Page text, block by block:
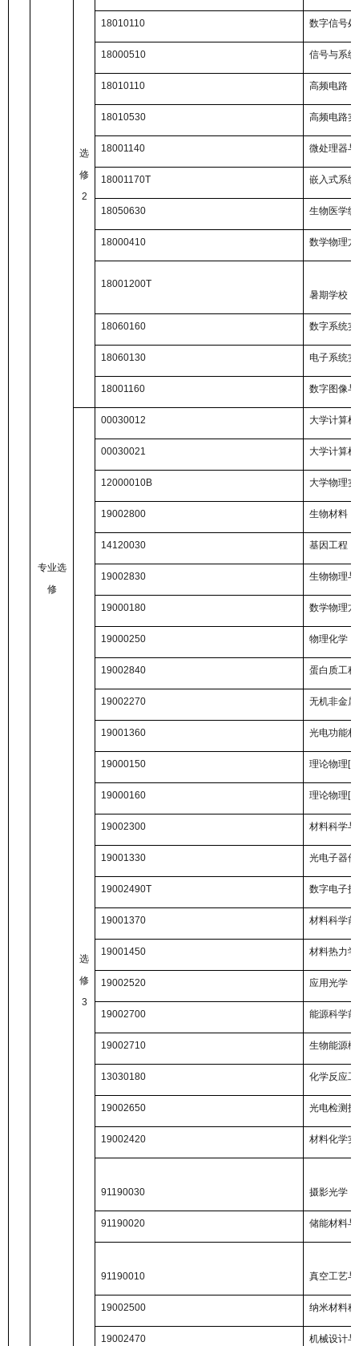
专业选
修
选
修
2
18010110 数字信号
18000510 信号与系统
18010110 高频电路
18010530 高频电路
18001140 微处理器
18001170T 嵌入式系
18050630 生物医学
18000410 数学物理
18001200T
暑期学校
18060160 数字系统
18060130 电子系统
18001160 数字图像
选
修
3
00030012 大学计算
00030021 大学计算
12000010B 大学物理
19002800 生物材料
14120030 基因工程
19002830 生物物理
19000180 数学物理
19000250 物理化学
19002840 蛋白质工程
19002270 无机非金
19001360 光电功能
19000150 理论物理 [Ⅰ
19000160 理论物理 [Ⅱ
19002300 材料科学
19001330 光电子器
19002490T 数字电子
19001370 材料科学
19001450 材料热力
19002520 应用光学
19002700 能源科学
19002710 生物能源
13030180 化学反应
19002650 光电检测
19002420 材料化学
91190030 摄影光学
91190020 储能材料
91190010 真空工艺
19002500 纳米材料
19002470 机械设计